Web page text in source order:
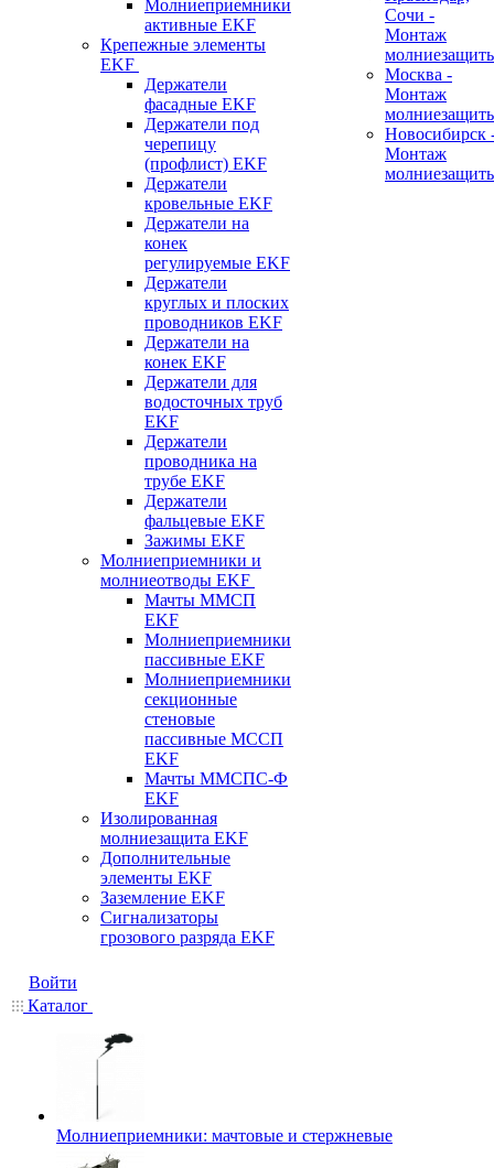
Молниеприемники
активные EKF
Крепежные элементы
EKF
Держатели
фасадные EKF
Держатели под
черепицу
(профлист) EKF
Держатели
кровельные EKF
Держатели на
конек
регулируемые EKF
Держатели
круглых и плоских
проводников EKF
Держатели на
конек EKF
Держатели для
водосточных труб
EKF
Держатели
проводника на
трубе EKF
Держатели
фальцевые EKF
Зажимы EKF
Молниеприемники и
молниеотводы EKF
Мачты ММСП
EKF
Молниеприемники
пассивные EKF
Молниеприемники
секционные
стеновые
пассивные МССП
EKF
Мачты ММСПС-Ф
EKF
Изолированная
молниезащита EKF
Дополнительные
элементы EKF
Заземление EKF
Сигнализаторы
грозового разряда EKF
Сочи -
Монтаж
Москва -
Монтаж
Новосибирск
Монтаж
Войти
Каталог
Молниеприемники: мачтовые и стержневые